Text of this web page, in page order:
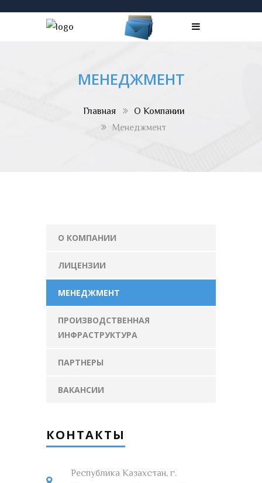
МЕНЕДЖМЕНТ
Главная
О Компании
Менеджмент
О КОМПАНИИ
ЛИЦЕНЗИИ
МЕНЕДЖМЕНТ
ПРОИЗВОДСТВЕННАЯ
ИНФРАСТРУКТУРА
ПАРТНЕРЫ
ВАКАНСИИ
КОНТАКТЫ
Республика Казахстан, г.